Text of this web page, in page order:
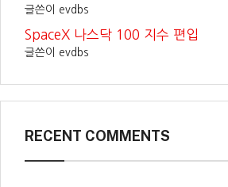
글쓴이 evdbs
SpaceX 나스닥 100 지수 편입
글쓴이 evdbs
RECENT COMMENTS